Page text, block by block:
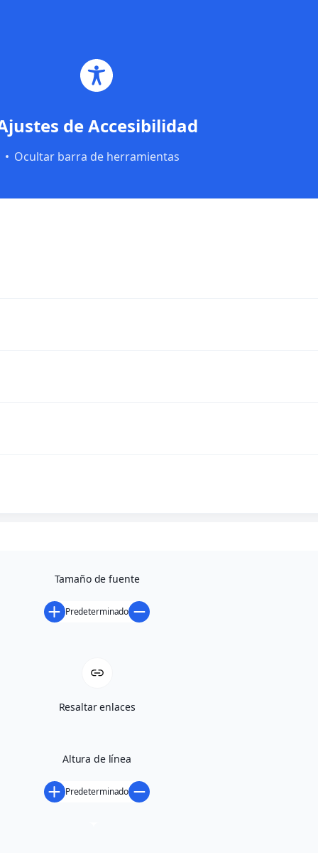
de Accesibilidad
Ocultar barra de herramientas
Tamaño de fuente
Predeterminado
Resaltar enlaces
Altura de línea
Predeterminado